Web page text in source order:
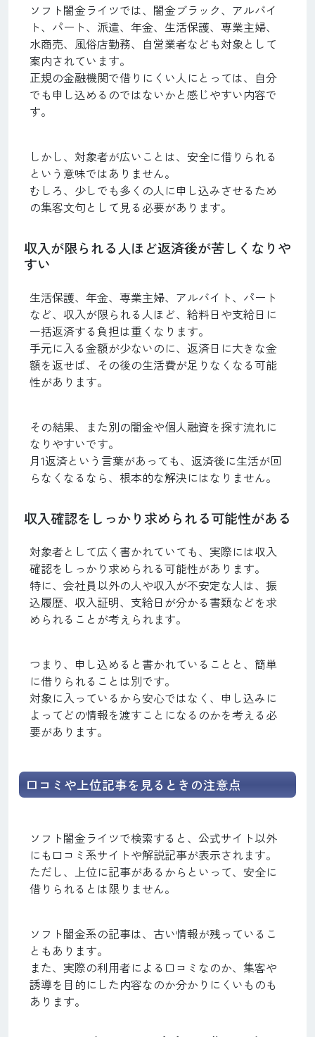
ソフト闇金ライツでは、闇金ブラック、アルバイ
ト、パート、派遣、年金、生活保護、専業主婦、
水商売、風俗店勤務、自営業者なども対象として
案内されています。
正規の金融機関で借りにくい人にとっては、自分
でも申し込めるのではないかと感じやすい内容で
す。
しかし、対象者が広いことは、安全に借りられる
という意味ではありません。
むしろ、少しでも多くの人に申し込みさせるため
の集客文句として見る必要があります。
収入が限られる人ほど返済後が苦しくなりや
すい
生活保護、年金、専業主婦、アルバイト、パート
など、収入が限られる人ほど、給料日や支給日に
一括返済する負担は重くなります。
手元に入る金額が少ないのに、返済日に大きな金
額を返せば、その後の生活費が足りなくなる可能
性があります。
その結果、また別の闇金や個人融資を探す流れに
なりやすいです。
月1返済という言葉があっても、返済後に生活が回
らなくなるなら、根本的な解決にはなりません。
収入確認をしっかり求められる可能性がある
対象者として広く書かれていても、実際には収入
確認をしっかり求められる可能性があります。
特に、会社員以外の人や収入が不安定な人は、振
込履歴、収入証明、支給日が分かる書類などを求
められることが考えられます。
つまり、申し込めると書かれていることと、簡単
に借りられることは別です。
対象に入っているから安心ではなく、申し込みに
よってどの情報を渡すことになるのかを考える必
要があります。
口コミや上位記事を見るときの注意点
ソフト闇金ライツで検索すると、公式サイト以外
にも口コミ系サイトや解説記事が表示されます。
ただし、上位に記事があるからといって、安全に
借りられるとは限りません。
ソフト闇金系の記事は、古い情報が残っているこ
ともあります。
また、実際の利用者による口コミなのか、集客や
誘導を目的にした内容なのか分かりにくいものも
あります。